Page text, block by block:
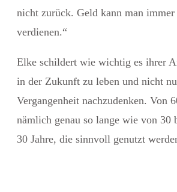
nicht zurück. Geld kann man
verdienen.“
Elke schildert wie wichtig es ihrer
in der Zukunft zu leben und nicht
Vergangenheit nachzudenken. Von
nämlich genau so lange wie von 30
30 Jahre, die sinnvoll genutzt